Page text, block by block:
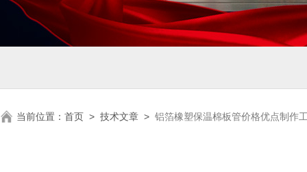
当前位置： 首页 > 技术文章 > 铝箔橡塑保温棉板管价格优点制作